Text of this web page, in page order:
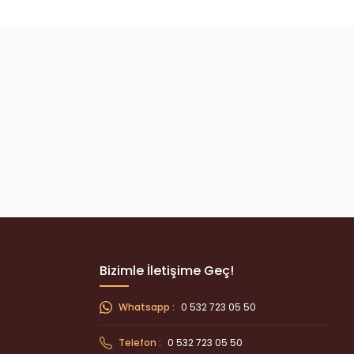
Bizimle İletişime Geç!
Whatsapp : 0 532 723 05 50
Telefon : 0 532 723 05 50